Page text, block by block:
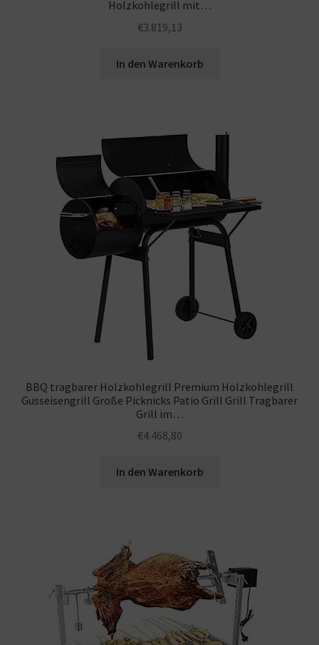
Holzkohlegrill mit…
€3.819,13
In den Warenkorb
BBQ tragbarer Holzkohlegrill Premium Holzkohlegrill
Gusseisengrill Große Picknicks Patio Grill Grill Tragbarer
Grill im…
€4.468,80
In den Warenkorb